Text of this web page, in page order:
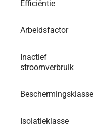
Efficiëntie
Arbeidsfactor
Inactief
stroomverbruik
Beschermingsklasse
Isolatieklasse